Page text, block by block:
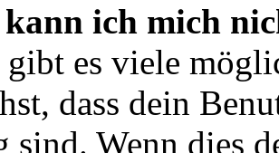
ich mich
es viele
dass dein
sind. Wenn dies